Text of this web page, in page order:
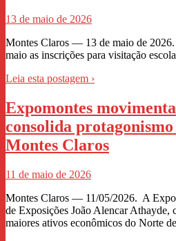
13 de maio de 2026
Montes Claros — 13 de maio de 2026.
maio as inscrições para visitação
Leia esta postagem ›
Expomontes
consolida
Montes Claros
11 de maio de 2026
Montes Claros — 11/05/2026. A
de Exposições João Alencar Athayde,
maiores ativos econômicos do Norte